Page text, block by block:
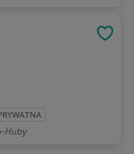
Huby